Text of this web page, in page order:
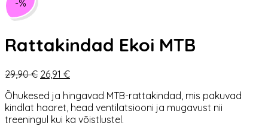
-%
Rattakindad Ekoi MTB
29,90€ Algne
oli:
29,90 €.
26,91 €Praegune
on:
26,91 €.
Õhukesed ja hingavad MTB-rattakindad, mis pakuvad
kindlat haaret, head ventilatsiooni ja mugavust nii
treeningul kui ka võistlustel.